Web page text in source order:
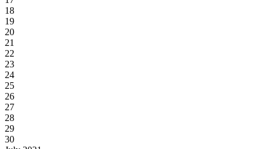
18
19
20
21
22
23
24
25
26
27
28
29
30